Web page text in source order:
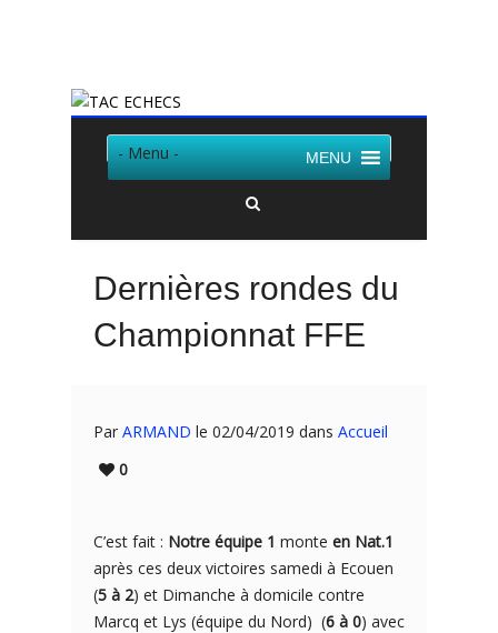
- Menu - MENU
Dernières rondes du
Championnat FFE
Par ARMAND le 02/04/2019 dans Accueil
0
C’est fait : Notre équipe 1 monte en Nat.1
après ces deux victoires samedi à Ecouen
(5 à 2) et Dimanche à domicile contre
Marcq et Lys (équipe du Nord) (6 à 0) avec